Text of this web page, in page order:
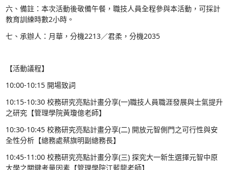
二、活動時間：111年11月20日(一) 上午10:00-
三、活動地點：元智大學 六館一樓60104教室
https://portalx.yzu.edu.tw/PortalSocialVB/
Menu=Act&ActID=10845
六、備註：本次活動後敬備午餐，職技人員全程參
教育訓練時數2小時。
七、承辦人：月華，分機2213／君柔，分機2035